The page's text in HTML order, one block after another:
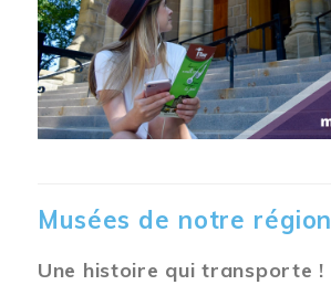
Musées de notre région
Une histoire qui transporte !